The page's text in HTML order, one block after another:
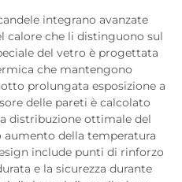
integrano avanzate
calore che li distinguono sul
del vetro è progettata
che mantengono
prolungata esposizione a
delle pareti è calcolato
distribuzione ottimale del
aumento della temperatura
include punti di rinforzo
e la sicurezza durante